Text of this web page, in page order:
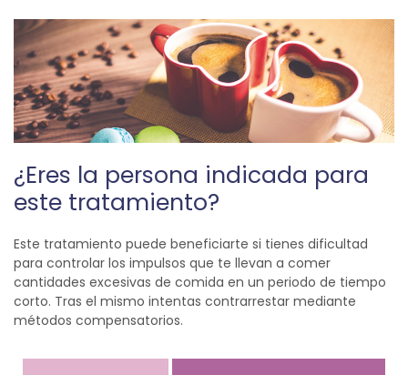
¿Eres la persona indicada para
este tratamiento?
Este tratamiento puede beneficiarte si tienes dificultad
para controlar los impulsos que te llevan a comer
cantidades excesivas de comida en un periodo de tiempo
corto. Tras el mismo intentas contrarrestar mediante
métodos compensatorios.